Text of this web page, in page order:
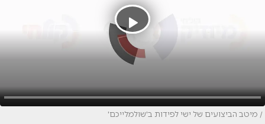
/ מיטב הביצועים של ישי לפידות ב'שולמלייכם'